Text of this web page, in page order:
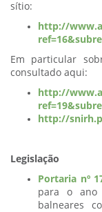
sítio:
http://
Em particular
consultado aqui:
http://
http://
Legislação
Portaria nº
para o ano
balneares